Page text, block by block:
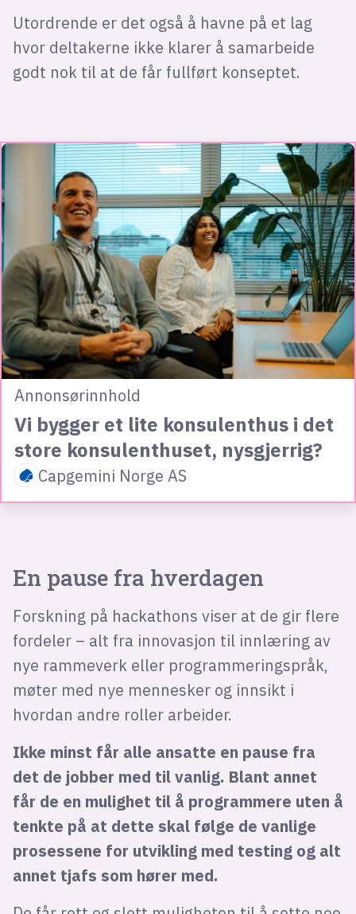
Utordrende er det også å havne på et lag
hvor deltakerne ikke klarer å samarbeide
godt nok til at de får fullført konseptet.
Annonsørinnhold
Vi bygger et lite konsulenthus i det
store konsulenthuset, nysgjerrig?
Capgemini Norge AS
En pause fra hverdagen
Forskning på hackathons viser at de gir flere
fordeler – alt fra innovasjon til innlæring av
nye rammeverk eller programmeringspråk,
møter med nye mennesker og innsikt i
hvordan andre roller arbeider.
Ikke minst får alle ansatte en pause fra
det de jobber med til vanlig. Blant annet
får de en mulighet til å programmere uten å
tenkte på at dette skal følge de vanlige
prosessene for utvikling med testing og alt
annet tjafs som hører med.